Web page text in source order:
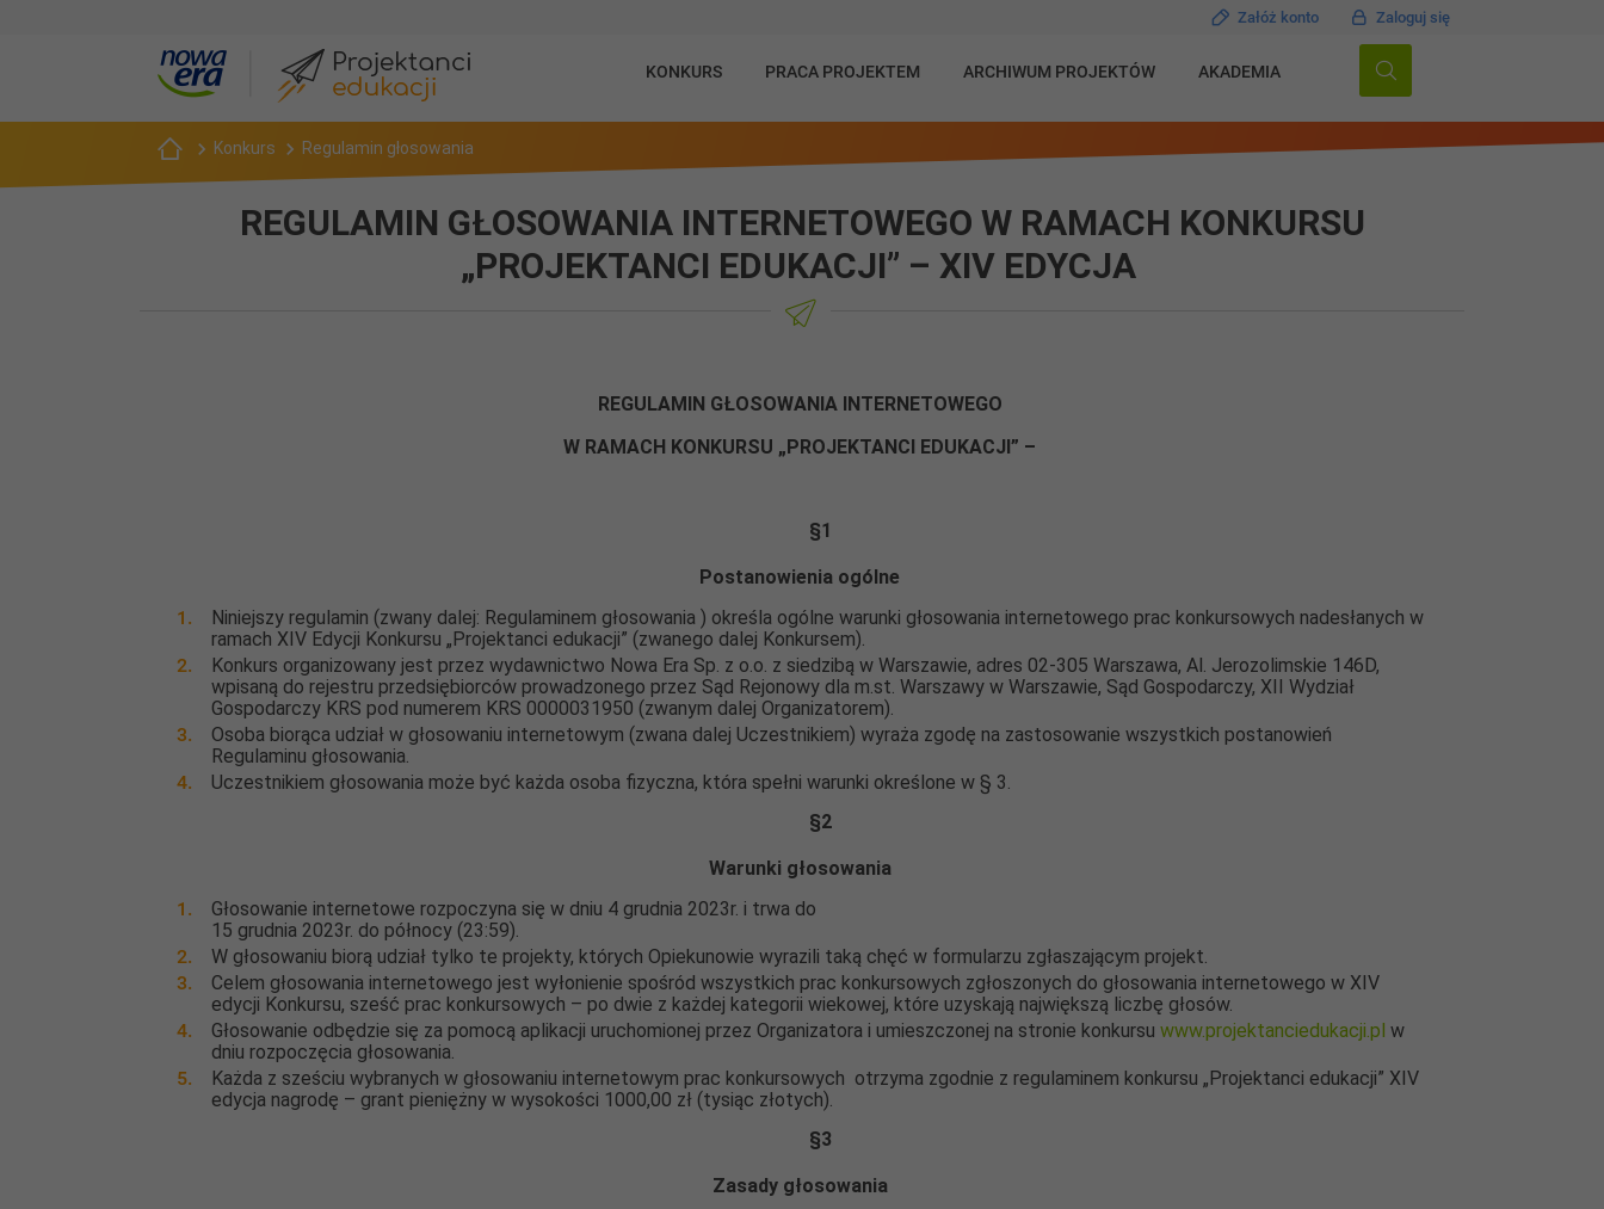
Załóż konto Zaloguj się
KONKURS PRACA PROJEKTEM ARCHIWUM PROJEKTÓW AKADEMIA
Konkurs Regulamin głosowania
REGULAMIN GŁOSOWANIA INTERNETOWEGO W RAMACH KONKURSU
„PROJEKTANCI EDUKACJI” – XIV EDYCJA
REGULAMIN GŁOSOWANIA INTERNETOWEGO
W RAMACH KONKURSU „PROJEKTANCI EDUKACJI” –
§1
Postanowienia ogólne
Niniejszy regulamin (zwany dalej: Regulaminem głosowania ) określa ogólne warunki głosowania internetowego prac konkursowych nadesłanych w
ramach XIV Edycji Konkursu „Projektanci edukacji” (zwanego dalej Konkursem).
Konkurs organizowany jest przez wydawnictwo Nowa Era Sp. z o.o. z siedzibą w Warszawie, adres 02-305 Warszawa, Al. Jerozolimskie 146D,
wpisaną do rejestru przedsiębiorców prowadzonego przez Sąd Rejonowy dla m.st. Warszawy w Warszawie, Sąd Gospodarczy, XII Wydział
Gospodarczy KRS pod numerem KRS 0000031950 (zwanym dalej Organizatorem).
Osoba biorąca udział w głosowaniu internetowym (zwana dalej Uczestnikiem) wyraża zgodę na zastosowanie wszystkich postanowień
Regulaminu głosowania.
Uczestnikiem głosowania może być każda osoba fizyczna, która spełni warunki określone w § 3.
§2
Warunki głosowania
Głosowanie internetowe rozpoczyna się w dniu 4 grudnia 2023r. i trwa do
15 grudnia 2023r. do północy (23:59).
W głosowaniu biorą udział tylko te projekty, których Opiekunowie wyrazili taką chęć w formularzu zgłaszającym projekt.
Celem głosowania internetowego jest wyłonienie spośród wszystkich prac konkursowych zgłoszonych do głosowania internetowego w XIV
edycji Konkursu, sześć prac konkursowych – po dwie z każdej kategorii wiekowej, które uzyskają największą liczbę głosów.
Głosowanie odbędzie się za pomocą aplikacji uruchomionej przez Organizatora i umieszczonej na stronie konkursu www.projektanciedukacji.pl w
dniu rozpoczęcia głosowania.
Każda z sześciu wybranych w głosowaniu internetowym prac konkursowych otrzyma zgodnie z regulaminem konkursu „Projektanci edukacji” XIV
edycja nagrodę – grant pieniężny w wysokości 1000,00 zł (tysiąc złotych).
§3
Zasady głosowania